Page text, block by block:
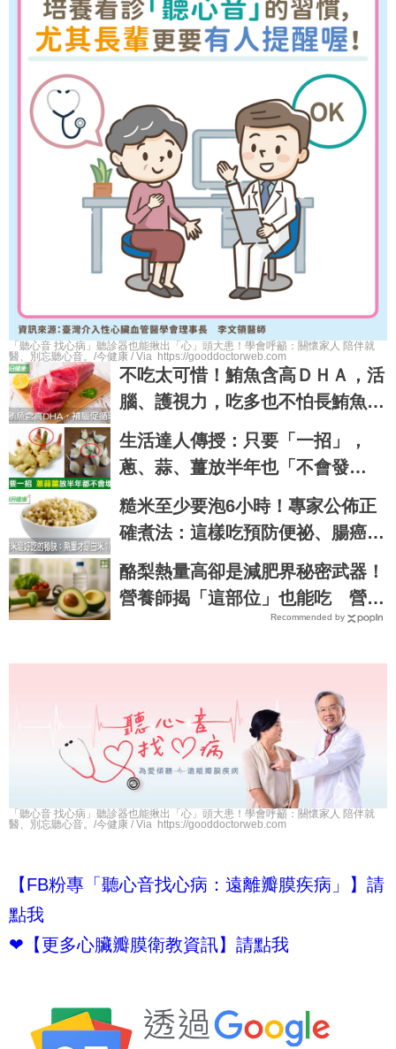
「聽心音 找心病」聽診器也能揪出「心」頭大患！學會呼籲：關懷家人 陪伴就
醫、別忘聽心音。/今健康 / Via https://gooddoctorweb.com
不吃太可惜！鮪魚含高ＤＨＡ，活
腦、護視力，吃多也不怕長鮪魚肚
｜每日健康 Health
生活達人傳授：只要「一招」，
蔥、蒜、薑放半年也「不會發
芽」，營養不流失！｜每日健康H
ealth
糙米至少要泡6小時！專家公佈正
確煮法：這樣吃預防便祕、腸癌，
肥胖症｜每日健康 Health
酪梨熱量高卻是減肥界秘密武器！
營養師揭「這部位」也能吃 營養
Recommended by
「聽心音 找心病」聽診器也能揪出「心」頭大患！學會呼籲：關懷家人 陪伴就
醫、別忘聽心音。/今健康 / Via https://gooddoctorweb.com
【FB粉專「聽心音找心病：遠離瓣膜疾病」】請
點我
❤ 【更多心臟瓣膜衛教資訊】請點我